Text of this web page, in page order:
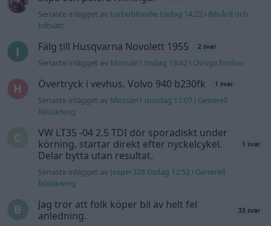
Senaste inlägget avturboblondie tisdag 14:22 i Bilvård och
biltvätt
Fälg till Husqvarna Novolett 1955 2 svar
Senaste inlägget av Mossan1 tisdag 19:42 i Övriga fordon
Övertryck i vevhus, Volvo 940 b230fk 1 svar
Senaste inlägget av Mossan1 onsdag 11:07 i Generell
felsökning
VW LT35 -04 2.5 TDI dör sporadiskt under
körning, startar direkt efter nyckelcykel.
Delar bytta utan resultat.
1 svar
Senaste inlägget av Jesper328 tisdag 12:52 i Generell
felsökning
Jag tror att folk köper bil av helt fel
anledning.
33 svar